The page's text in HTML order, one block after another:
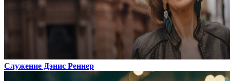
Служение Дэнис Реннер